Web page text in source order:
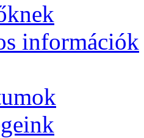
információk